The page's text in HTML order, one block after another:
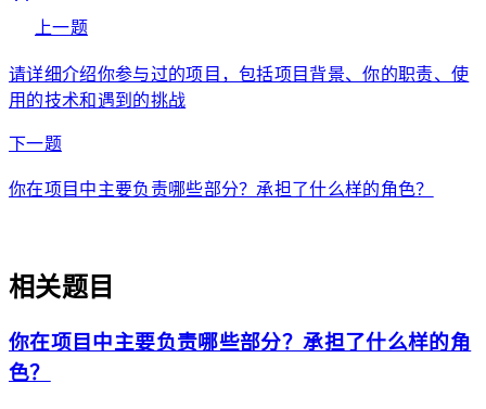
上一题
请详细介绍你参与过的项目，包括项目背景、你的职责、使
用的技术和遇到的挑战
下一题arrow_forward
你在项目中主要负责哪些部分？承担了什么样的角色？
相关题目
你在项目中主要负责哪些部分？承担了什么样的角
色？